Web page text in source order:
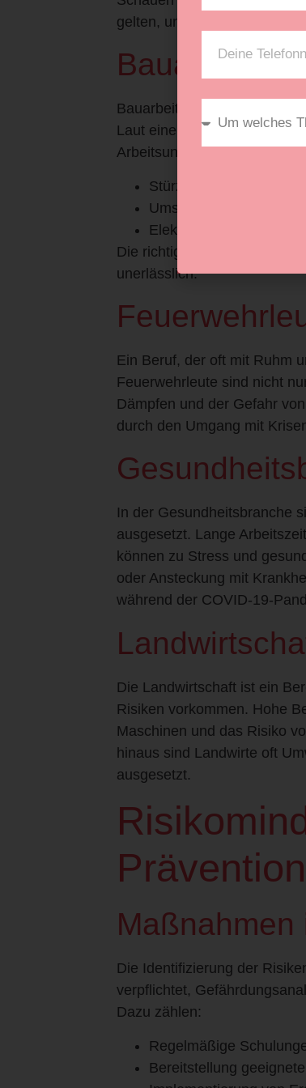
gelten, und beleuchten ihre
Bauarbeiter
Bauarbeiter stehen an der
Laut einer Studie der
Arbeitsunfälle im Bauwesen
Stürze von Gerüsten
Umstürzende Materialien
Elektrische Gefahren
Die richtige
unerlässlich.
Ein Beruf, der oft mit Ruhm
Feuerwehrleute sind nicht
Dämpfen und der Gefahr
durch den Umgang mit
In der Gesundheitsbranche
ausgesetzt. Lange
können zu Stress und
oder Ansteckung mit
während der COVID-19-
Die Landwirtschaft ist ein
Risiken vorkommen. Hohe
Maschinen und das Risiko
hinaus sind Landwirte oft
ausgesetzt.
Maßnahmen
Die Identifizierung der
verpflichtet,
Dazu zählen:
Regelmäßige
Bereitstellung